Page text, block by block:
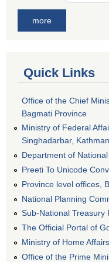
more
Quick Links
Office of the Chief
Bagmati Province
Ministry of Federal
Singhadarbar,
Department of
Preeti To Unicode
Province level offices,
National Planning
Sub-National Treasury
The Official Portal of
Ministry of Home Affairs
Office of the Prime